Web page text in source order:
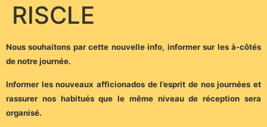
RISCLE
Nous souhaitons par cette nouvelle info, informer sur les à-côtés
de notre journée.
Informer les nouveaux afficionados de l’esprit de nos journées et
rassurer nos habitués que le même niveau de réception sera
organisé.